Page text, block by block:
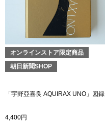
ダーウェア
オンラインストア限定商品
朝日新聞SHOP
「宇野亞喜良 AQUIRAX UNO」図録
4,400円